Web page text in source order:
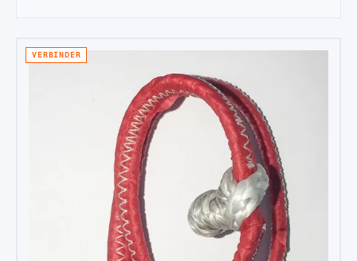
VERBINDER